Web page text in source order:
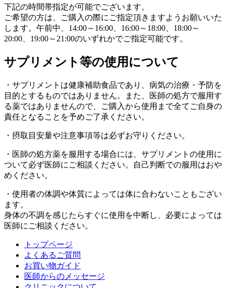
下記の時間帯指定が可能でございます。
ご希望の方は、ご購入の際にご指定頂きますようお願いいた
します。午前中、14:00～16:00、16:00～18:00、18:00～
20:00、19:00～21:00のいずれかでご指定可能です。
サプリメント等の使用について
・サプリメントは健康補助食品であり、病気の治療・予防を
目的とするものではありません。また、医師の処方で服用す
る薬ではありませんので、ご購入から使用まで全てご自身の
責任となることを予めご了承ください。
・摂取目安量や注意事項等は必ずお守りください。
・医師の処方薬を服用する場合には、サプリメントの使用に
ついて必ず医師にご相談ください。自己判断での服用はおや
めください。
・使用者の体調や体質によっては体に合わないこともござい
ます。
身体の不調を感じたらすぐに使用を中断し、必要によっては
医師にご相談ください。
トップページ
よくあるご質問
お買い物ガイド
医師からのメッセージ